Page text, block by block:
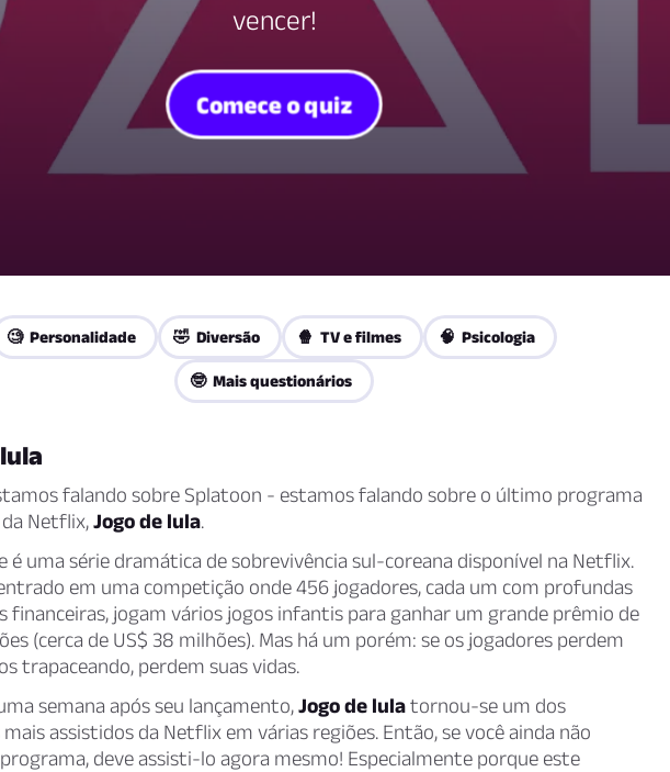
vencer!
Comece o quiz
🧐 Personalidade 🤣 Diversão 🍿 TV e filmes 🧠 Psicologia
🤓 Mais questionários
falando sobre Splatoon - estamos falando sobre o último programa
da Netflix,Jogo de lula.
é uma série dramática de sobrevivência sul-coreana disponível na Netflix.
em uma competição onde 456 jogadores, cada um com profundas
financeiras, jogam vários jogos infantis para ganhar um grande prêmio de
(cerca de US$ 38 milhões). Mas há um porém: se os jogadores perdem
trapaceando, perdem suas vidas.
semana após seu lançamento,Jogo de lulatornou-se um dos
assistidos da Netflix em várias regiões. Então, se você ainda não
deve assisti-lo agora mesmo! Especialmente porque este